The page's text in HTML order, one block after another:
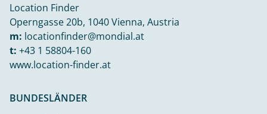
Location Finder
Operngasse 20b, 1040 Vienna, Austria
m: locationfinder@mondial.at
t: +43 1 58804-160
www.location-finder.at
BUNDESLÄNDER